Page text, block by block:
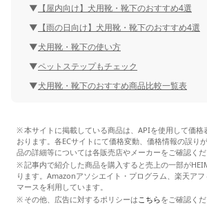
【屋内向け】犬用靴・靴下のおすすめ4選
【雨の日向け】犬用靴・靴下のおすすめ4選
犬用靴・靴下の使い方
ペットステップもチェック
犬用靴・靴下のおすすめ商品比較一覧表
本サイトに掲載している商品は、APIを使用して価格
おります。各ECサイトにて価格変動、価格情報の誤り
品の詳細等については各販売店やメーカーをご確認くだ
記事内で紹介した商品を購入すると売上の一部が
ります。Amazonアソシエイト・プログラム、楽天ア
マースを利用しています。
その他、広告に対するポリシーはこちらをご確認くだ